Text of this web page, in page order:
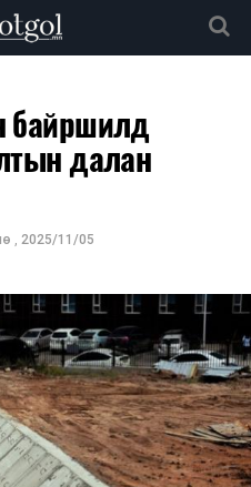
байршилд
далан
, 2025/11/05